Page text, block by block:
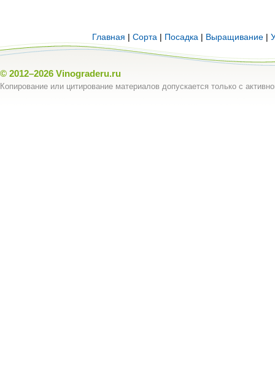
Главная | Сорта | Посадка | Выращивание |
© 2012–2026 Vinograderu.ru
Копирование или цитирование материалов допускается только с